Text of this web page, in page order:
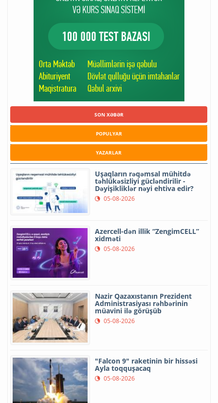
SON XƏBƏR
POPULYAR
YAZARLAR
Uşaqların rəqəmsal mühitdə
təhlükəsizliyi gücləndirilir -
Dəyişikliklər nəyi ehtiva edir?
05-08-2026
Azercell-dən illik “ZengimCELL”
xidməti
05-08-2026
Nazir Qazaxıstanın Prezident
Administrasiyası rəhbərinin
müavini ilə görüşüb
05-08-2026
"Falcon 9" raketinin bir hissəsi
Ayla toqquşacaq
05-08-2026